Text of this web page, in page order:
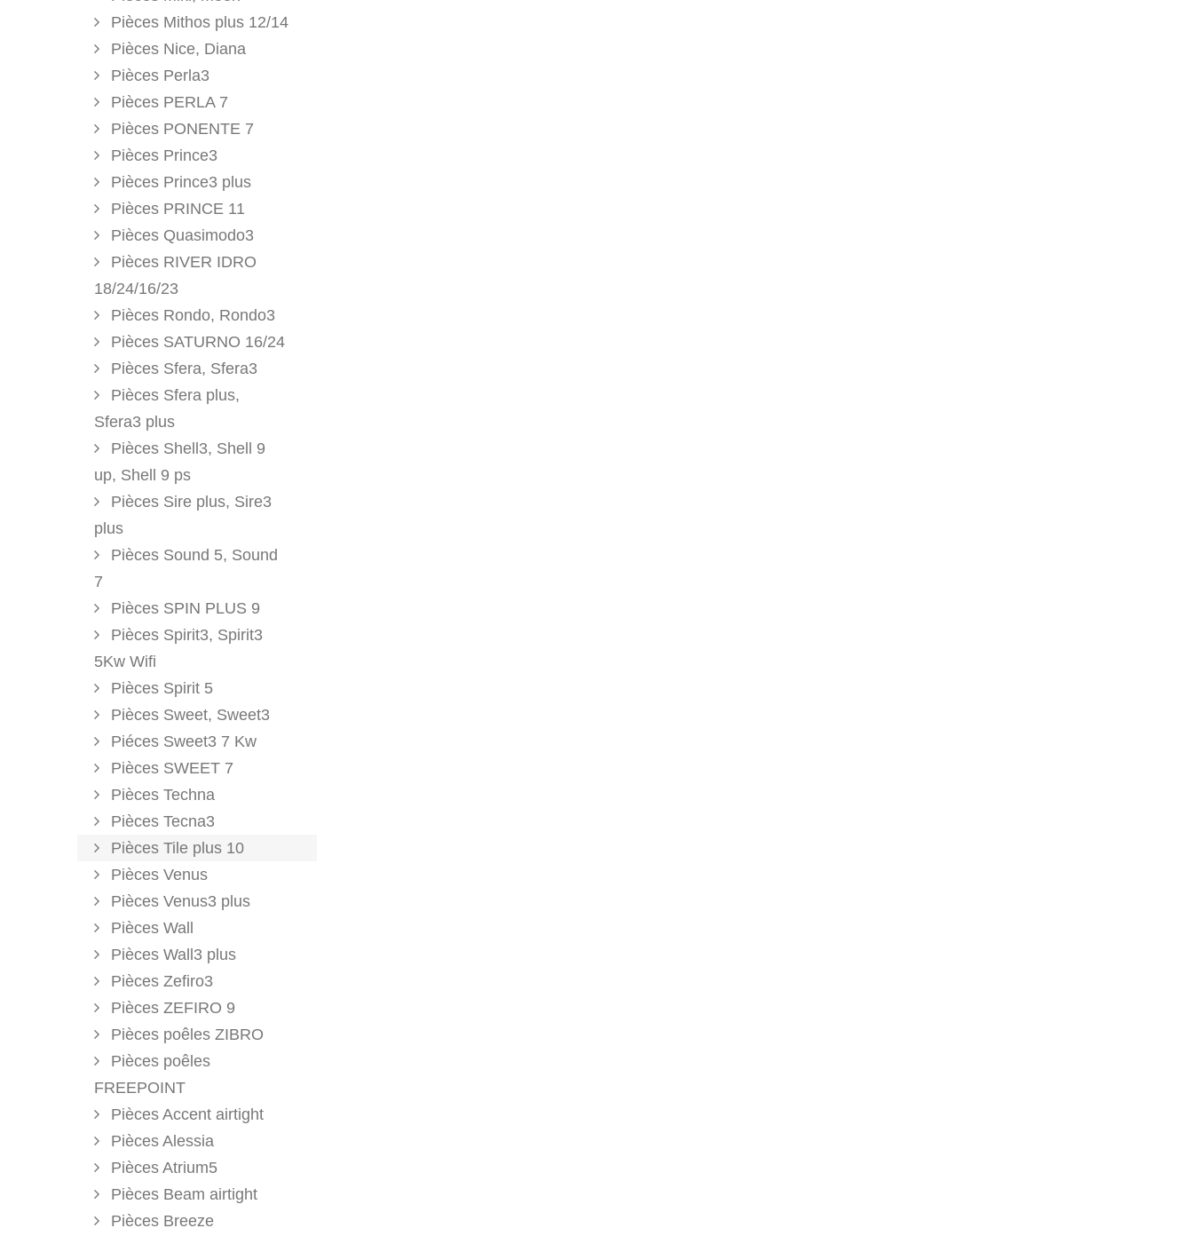
Pièces Mithos plus 12/14
Pièces Nice, Diana
Pièces Perla3
Pièces PERLA 7
Pièces PONENTE 7
Pièces Prince3
Pièces Prince3 plus
Pièces PRINCE 11
Pièces Quasimodo3
Pièces RIVER IDRO
18/24/16/23
Pièces Rondo, Rondo3
Pièces SATURNO 16/24
Pièces Sfera, Sfera3
Pièces Sfera plus,
Sfera3 plus
Pièces Shell3, Shell 9
up, Shell 9 ps
Pièces Sire plus, Sire3
plus
Pièces Sound 5, Sound
7
Pièces SPIN PLUS 9
Pièces Spirit3, Spirit3
5Kw Wifi
Pièces Spirit 5
Pièces Sweet, Sweet3
Piéces Sweet3 7 Kw
Pièces SWEET 7
Pièces Techna
Pièces Tecna3
Pièces Tile plus 10
Pièces Venus
Pièces Venus3 plus
Pièces Wall
Pièces Wall3 plus
Pièces Zefiro3
Pièces ZEFIRO 9
Pièces poêles ZIBRO
Pièces poêles
FREEPOINT
Pièces Accent airtight
Pièces Alessia
Pièces Atrium5
Pièces Beam airtight
Pièces Breeze